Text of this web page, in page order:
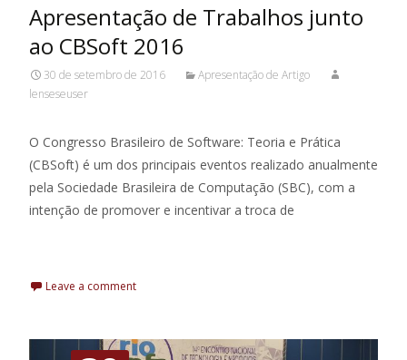
Apresentação de Trabalhos junto
ao CBSoft 2016
30 de setembro de 2016
Apresentação de Artigo
lenseseuser
O Congresso Brasileiro de Software: Teoria e Prática
(CBSoft) é um dos principais eventos realizado anualmente
pela Sociedade Brasileira de Computação (SBC), com a
intenção de promover e incentivar a troca de
Leave a comment